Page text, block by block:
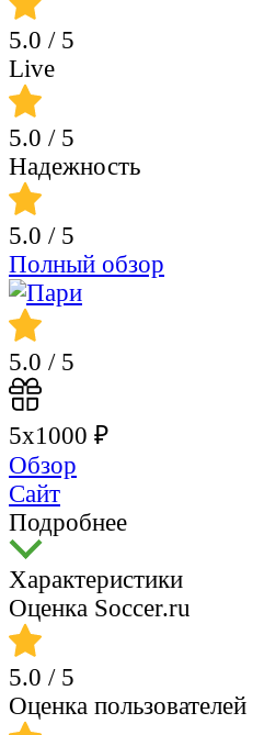
5.0 / 5
Live
5.0 / 5
Надежность
5.0 / 5
Полный обзор
5.0 / 5
5х1000 ₽
Обзор
Сайт
Подробнее
Характеристики
Оценка Soccer.ru
5.0 / 5
Оценка пользователей